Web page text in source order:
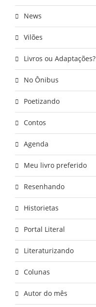
News
Vilões
Livros ou Adaptações?
No Ônibus
Poetizando
Contos
Agenda
Meu livro preferido
Resenhando
Historietas
Portal Literal
Literaturizando
Colunas
Autor do mês